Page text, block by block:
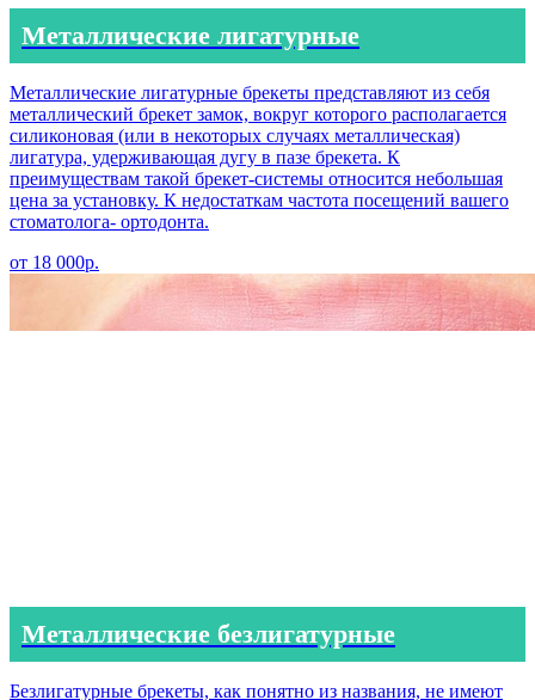
Металлические лигатурные
Металлические лигатурные брекеты представляют из себя
металлический брекет замок, вокруг которого располагается
силиконовая (или в некоторых случаях металлическая)
лигатура, удерживающая дугу в пазе брекета. К
преимуществам такой брекет-системы относится небольшая
цена за установку. К недостаткам частота посещений вашего
стоматолога- ортодонта.
от 18 000р.
Металлические безлигатурные
Безлигатурные брекеты, как понятно из названия, не имеют